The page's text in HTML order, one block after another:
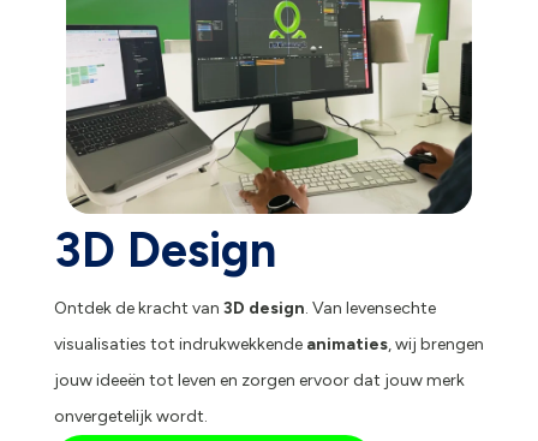
3D Design
Ontdek de kracht van 3D design. Van levensechte
visualisaties tot indrukwekkende animaties, wij brengen
jouw ideeën tot leven en zorgen ervoor dat jouw merk
onvergetelijk wordt.